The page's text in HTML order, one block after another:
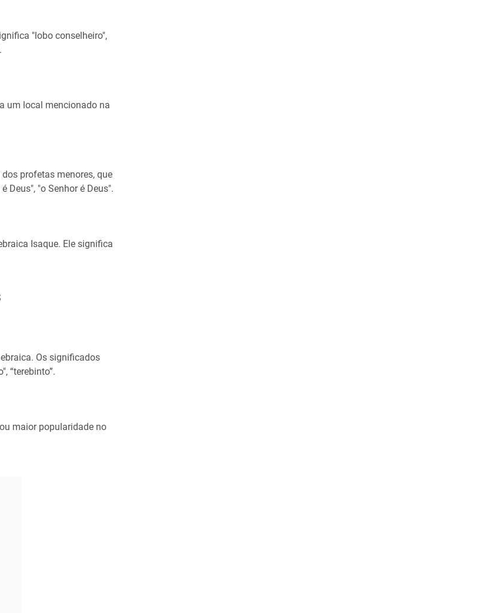
"lobo conselheiro",
um local mencionado na
profetas menores, que
Deus", "o Senhor é Deus".
Isaque. Ele significa
Os significados
“terebinto”.
maior popularidade no